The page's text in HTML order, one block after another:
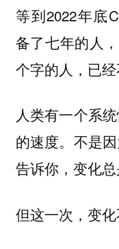
等到2022年底
备了七年的人
个字的人，已经
人类有一个系统
的速度。不是
告诉你，变化总
但这一次，变化